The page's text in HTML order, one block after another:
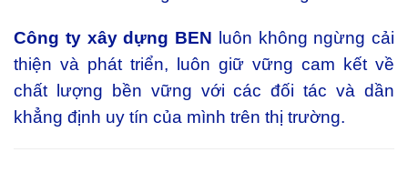
Công ty xây dựng BEN luôn không ngừng cải
thiện và phát triển, luôn giữ vững cam kết về
chất lượng bền vững với các đối tác và dần
khẳng định uy tín của mình trên thị trường.